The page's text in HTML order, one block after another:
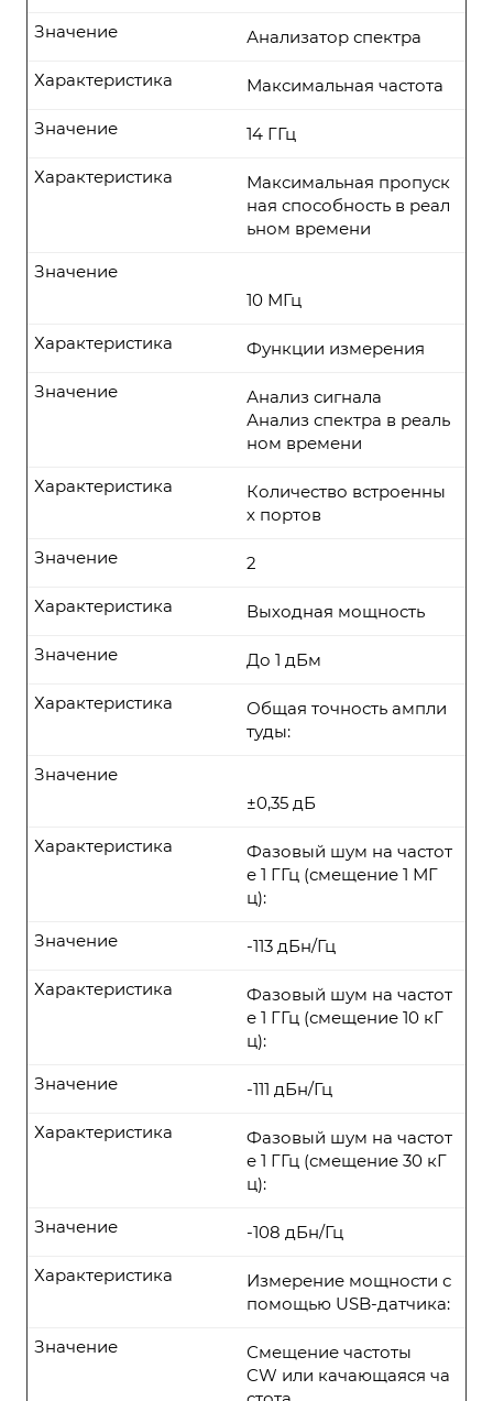
Анализатор спектра
Значение
Максимальная частота
Характеристика
14 ГГц
Значение
Максимальная пропуск
ная способность в реал
ьном времени
Характеристика
10 МГц
Значение
Функции измерения
Характеристика
Анализ сигнала
Анализ спектра в реаль
ном времени
Значение
Количество встроенны
х портов
Характеристика
2
Значение
Выходная мощность
Характеристика
До 1 дБм
Значение
Общая точность ампли
туды:
Характеристика
±0,35 дБ
Значение
Фазовый шум на частот
е 1 ГГц (смещение 1 МГ
ц):
Характеристика
-113 дБн/Гц
Значение
Фазовый шум на частот
е 1 ГГц (смещение 10 кГ
ц):
Характеристика
-111 дБн/Гц
Значение
Фазовый шум на частот
е 1 ГГц (смещение 30 кГ
ц):
Характеристика
-108 дБн/Гц
Значение
Измерение мощности с
помощью USB-датчика:
Характеристика
Смещение частоты
CW или качающаяся ча
Значение